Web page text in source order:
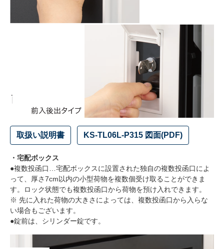
取扱い説明書 KS-TL06L-P315 図面(PDF)
・宅配ボックス
●複数投函口…宅配ボックスに設置された独自の複数投函口によ
って、厚さ7cm以内の小型荷物を複数個受け取ることができま
す。ロック状態でも複数投函口から荷物を預け入れできます。
※ 先に入れた荷物の大きさによっては、複数投函口から入らな
い場合もございます。
●錠前は、シリンダー錠です。